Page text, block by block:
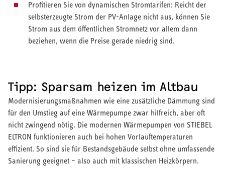
Profitieren Sie von dynamischen Stromtarifen: Reicht der
selbsterzeugte Strom der PV-Anlage nicht aus, können Sie
Strom aus dem öffentlichen Stromnetz vor allem dann
beziehen, wenn die Preise gerade niedrig sind.
Tipp: Sparsam heizen im Altbau
Modernisierungsmaßnahmen wie eine zusätzliche Dämmung sind
für den Umstieg auf eine Wärmepumpe zwar hilfreich, aber oft
nicht zwingend nötig. Die modernen Wärmepumpen von STIEBEL
ELTRON funktionieren auch bei hohen Vorlauftemperaturen
effizient. So sind sie für Bestandsgebäude selbst ohne umfassende
Sanierung geeignet – also auch mit klassischen Heizkörpern.